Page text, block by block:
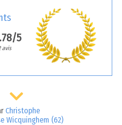
5
avis
Christophe
Wicquinghem (62)